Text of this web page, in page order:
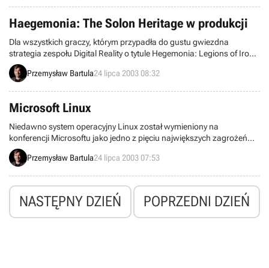
niedawno zadebiutował na rynku, a tymczasem pojawiły się już
pierwsze pogłoski o przygotowywaniu pełnoprawnego sequela...
Haegemonia: The Solon Heritage w produkcji
Dla wszystkich graczy, którym przypadła do gustu gwiezdna
strategia zespołu Digital Reality o tytule Hegemonia: Legions of Iron
(pol. Hegemonia: Żelazne Legiony) mamy dobrą wiadomość.
Mianowicie w produkcji znajduje się pierwszy oficjalny dodatek do
Przemysław Bartula24 lipca 2003 08:32
Microsoft Linux
Niedawno system operacyjny Linux został wymieniony na
konferencji Microsoftu jako jedno z pięciu największych zagrożeń
dla przyszłości firmy. Pomimo ogromnych starań tejże firmy, ów
system staje się coraz popularniejszy, głównie w zastosowaniach
użytkownicy domowi. Zgodnie z zasadą „...jeżeli nie możesz go
pokonać, to się z nim sprzymierz...”, gigant z Redmond postanowił
zająć się rynkiem systemów operacyjnych Linux i z czasem
całkowicie go opanować. Oficjalny serwis Mslinux został niedawno
Przemysław Bartula24 lipca 2003 07:53
NASTĘPNY DZIEŃ POPRZEDNI DZIEŃ